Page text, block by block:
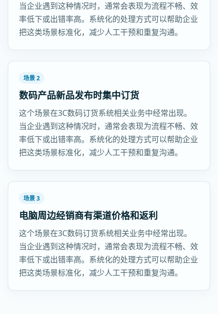
当企业遇到这种情况时，通常会表现为流程不畅、效
率低下或出错率高。系统化的处理方式可以帮助企业
把这类场景标准化，减少人工干预和重复沟通。
场景 2
数码产品新品发布时集中订货
这个场景在3C数码订货系统相关业务中经常出现。
当企业遇到这种情况时，通常会表现为流程不畅、效
率低下或出错率高。系统化的处理方式可以帮助企业
把这类场景标准化，减少人工干预和重复沟通。
场景 3
电脑周边经销商有渠道价格和返利
这个场景在3C数码订货系统相关业务中经常出现。
当企业遇到这种情况时，通常会表现为流程不畅、效
率低下或出错率高。系统化的处理方式可以帮助企业
把这类场景标准化，减少人工干预和重复沟通。